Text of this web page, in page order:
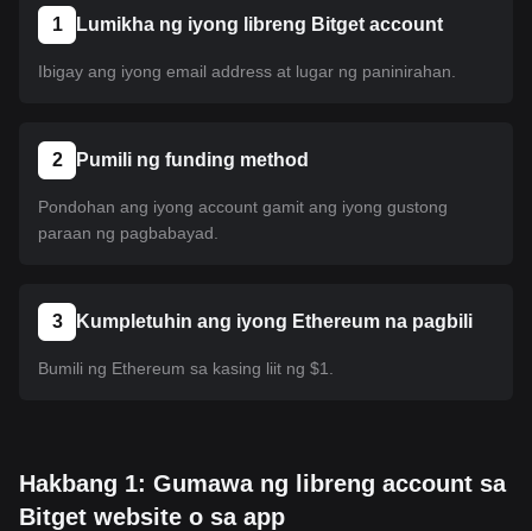
1 Lumikha ng iyong libreng Bitget account
Ibigay ang iyong email address at lugar ng paninirahan.
2 Pumili ng funding method
Pondohan ang iyong account gamit ang iyong gustong
paraan ng pagbabayad.
3 Kumpletuhin ang iyong Ethereum na pagbili
Bumili ng Ethereum sa kasing liit ng $1.
Hakbang 1: Gumawa ng libreng account sa
Bitget website o sa app